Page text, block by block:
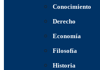
Conocimiento
Derecho
Economía
Filosofía
Historia